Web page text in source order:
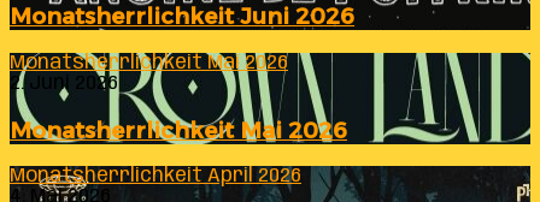
Monatsherrlichkeit Juni 2026
Monatsherrlichkeit Mai 2026
2. Juni 2026
Monatsherrlichkeit Mai 2026
Monatsherrlichkeit April 2026
4. Mai 2026